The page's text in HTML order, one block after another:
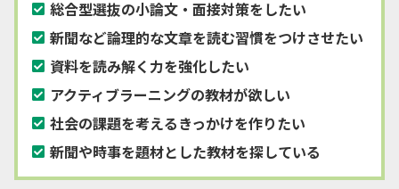
総合型選抜の小論文・面接対策をしたい
新聞など論理的な文章を読む習慣をつけさせたい
資料を読み解く力を強化したい
アクティブラーニングの教材が欲しい
社会の課題を考えるきっかけを作りたい
新聞や時事を題材とした教材を探している